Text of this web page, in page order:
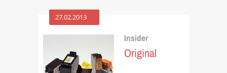
27.02.2013
Insider
Original